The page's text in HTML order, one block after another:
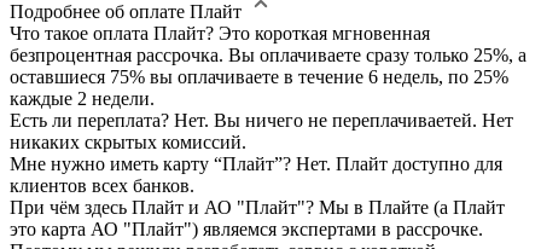
Подробнее об оплате Плайт
Что такое оплата Плайт? Это короткая мгновенная
безпроцентная рассрочка. Вы оплачиваете сразу только 25%, а
оставшиеся 75% вы оплачиваете в течение 6 недель, по 25%
каждые 2 недели.
Есть ли переплата? Нет. Вы ничего не переплачиваетей. Нет
никаких скрытых комиссий.
Мне нужно иметь карту “Плайт”? Нет. Плайт доступно для
клиентов всех банков.
При чём здесь Плайт и АО "Плайт"? Мы в Плайте (а Плайт
это карта АО "Плайт") являемся экспертами в рассрочке.